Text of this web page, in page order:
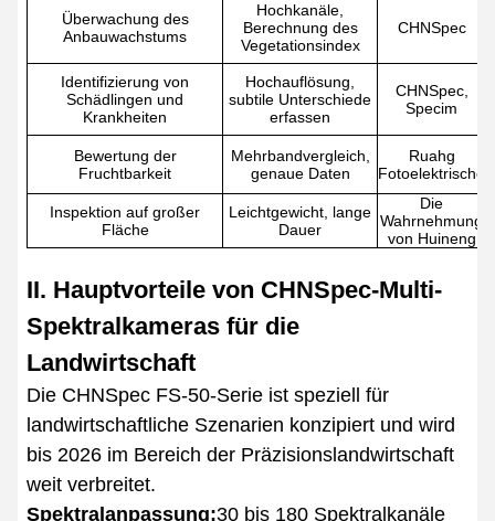
Überwachung des
Anbauwachstums
Hochkanäle,
Berechnung des
Vegetationsindex
CHNSpec
Identifizierung von
Schädlingen und
Krankheiten
Hochauflösung,
subtile Unterschiede
erfassen
CHNSpec,
Specim
Bewertung der
Fruchtbarkeit
Mehrbandvergleich,
genaue Daten
Ruahg
Fotoelektrische
Inspektion auf großer
Fläche
Leichtgewicht, lange
Dauer
Die
Wahrnehmung
von Huineng
II. Hauptvorteile von CHNSpec-Multi-
Spektralkameras für die
Landwirtschaft
Die CHNSpec FS-50-Serie ist speziell für
landwirtschaftliche Szenarien konzipiert und wird
bis 2026 im Bereich der Präzisionslandwirtschaft
weit verbreitet.
Spektralanpassung:30 bis 180 Spektralkanäle